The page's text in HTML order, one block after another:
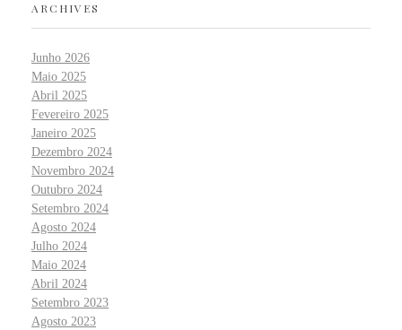
ARCHIVES
Junho 2026
Maio 2025
Abril 2025
Fevereiro 2025
Janeiro 2025
Dezembro 2024
Novembro 2024
Outubro 2024
Setembro 2024
Agosto 2024
Julho 2024
Maio 2024
Abril 2024
Setembro 2023
Agosto 2023